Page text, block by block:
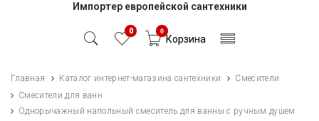
Импортер европейской сантехники
0 0
Корзина
Главная Каталог интернет-магазина сантехники
Смесители
Смесители для ванн
Однорычажный напольный смеситель для ванны с ручным душем